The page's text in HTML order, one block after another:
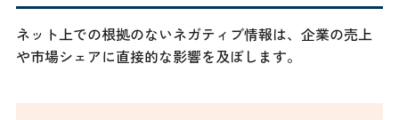
ネット上での根拠のないネガティブ情報は、企業の売上
や市場シェアに直接的な影響を及ぼします。